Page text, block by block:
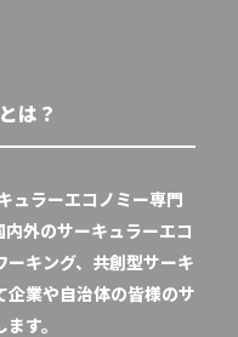
は？
ラーエコノミー専門
外のサーキュラーエコ
ーキング、共創型サーキ
企業や自治体の皆様のサ
す。